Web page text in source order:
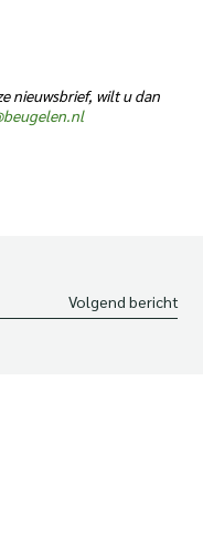
nieuwsbrief, wilt u dan
Volgend bericht